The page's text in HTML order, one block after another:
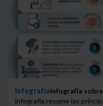
InfografíaInfografía
infografía resume las